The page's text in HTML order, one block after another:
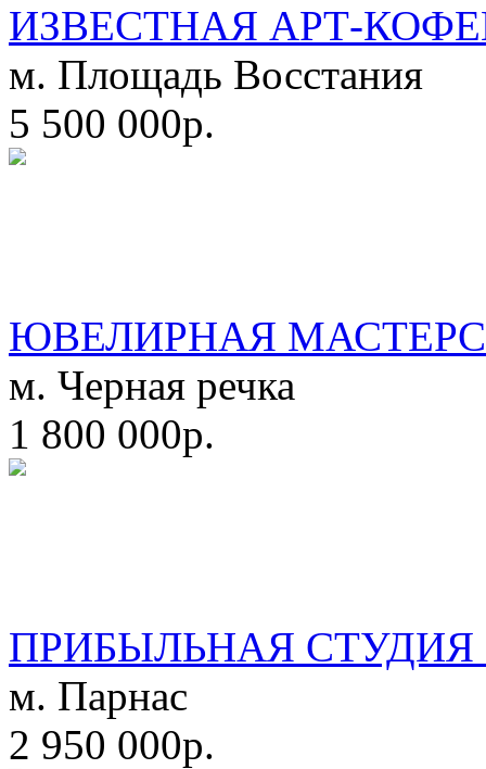
ИЗВЕСТНАЯ АРТ-
м. Площадь Восстания
5 500 000р.
ЮВЕЛИРНАЯ
м. Черная речка
1 800 000р.
ПРИБЫЛЬНАЯ СТУДИЯ
м. Парнас
2 950 000р.